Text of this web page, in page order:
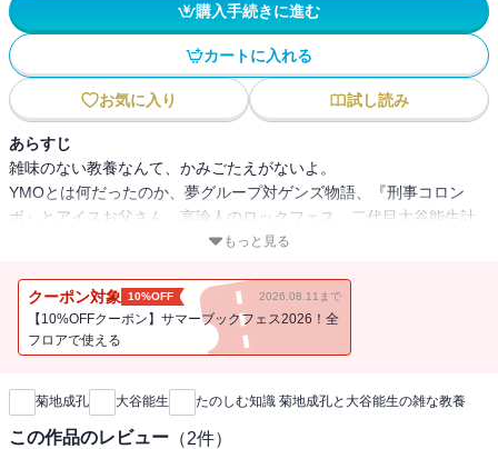
購入手続きに進む
カートに入れる
お気に入り 試し読み
あらすじ
雑味のない教養なんて、かみごたえがないよ。
YMOとは何だったのか、夢グループ対ゲンズ物語、『刑事コロン
ボ』とアイスお父さん、言論人のロックフェス、二代目大谷能生計
ラー』『アフロ・ディズニー』の最強コンビが放つ、波乱の2020年
代（ローリング・トゥエンティーズ）を生きるための対話
もっと見る
クーポン対象 10%OFF 2026.08.11まで
【10%OFFクーポン】サマーブックフェス2026！全
フロアで使える
新刊通知
菊地成孔 大谷能生 たのしむ知識 菊地成孔と大谷能生の雑な教養
この作品のレビュー （2件）